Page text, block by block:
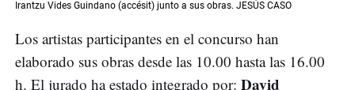
Irantzu Vides Guindano (accésit) junto a sus obras. JESÚS CASO
Los artistas participantes en el concurso han
elaborado sus obras desde las 10.00 hasta las 16.00
h. El jurado ha estado integrado por: David